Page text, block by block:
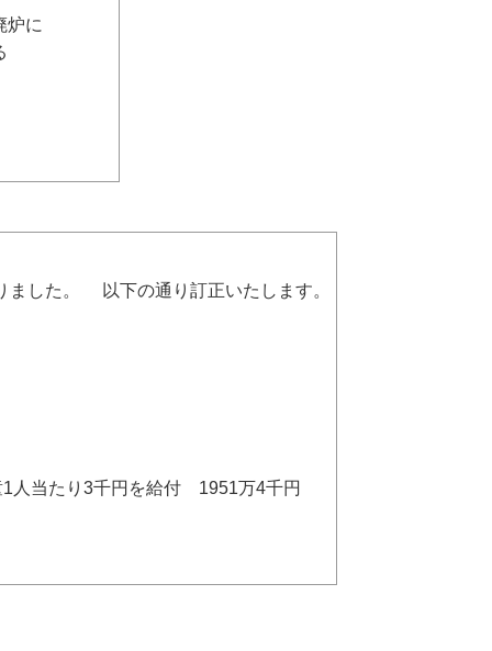
に
した。 以下の通り訂正いたします。
当たり3千円を給付 1951万4千円